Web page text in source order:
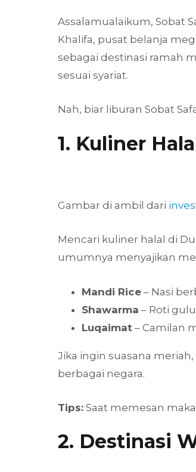
Assalamualaikum, Sobat
Khalifa, pusat belanja
sebagai destinasi ramah
sesuai syariat.
Nah, biar liburan Sobat
1. Kuliner
Gambar di ambil dari
Mencari kuliner halal di
umumnya menyajikan
Mandi Rice – Nasi
Shawarma – Roti
Luqaimat – Camilan
Jika ingin suasana
berbagai negara.
Tips: Saat memesan
2. Destinasi